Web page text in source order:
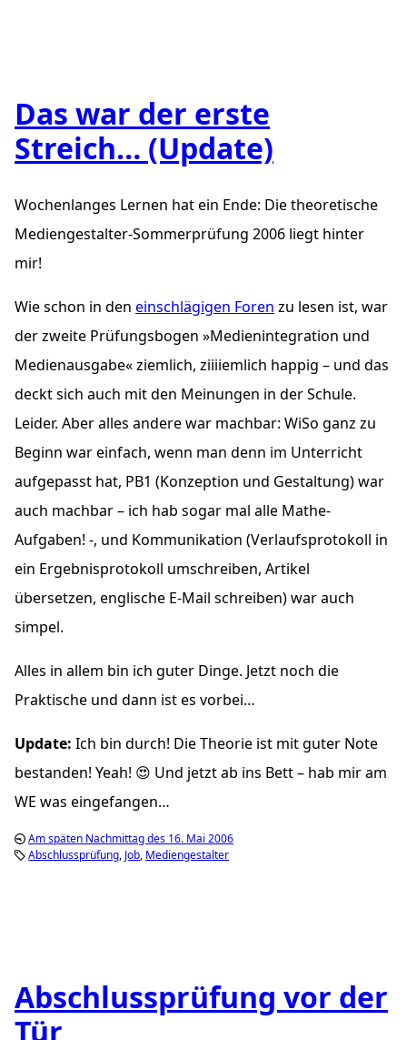
Das war der erste
Streich… (Update)
Wochenlanges Lernen hat ein Ende: Die theoretische
Mediengestalter-Sommerprüfung 2006 liegt hinter
mir!
Wie schon in den einschlägigen Foren zu lesen ist, war
der zweite Prüfungsbogen »Medienintegration und
Medienausgabe« ziemlich, ziiiiemlich happig – und das
deckt sich auch mit den Meinungen in der Schule.
Leider. Aber alles andere war machbar: WiSo ganz zu
Beginn war einfach, wenn man denn im Unterricht
aufgepasst hat, PB1 (Konzeption und Gestaltung) war
auch machbar – ich hab sogar mal alle Mathe-
Aufgaben! -, und Kommunikation (Verlaufsprotokoll in
ein Ergebnisprotokoll umschreiben, Artikel
übersetzen, englische E-Mail schreiben) war auch
simpel.
Alles in allem bin ich guter Dinge. Jetzt noch die
Praktische und dann ist es vorbei…
Update: Ich bin durch! Die Theorie ist mit guter Note
bestanden! Yeah! 😍 Und jetzt ab ins Bett – hab mir am
WE was eingefangen…
Am späten Nachmittag des 16. Mai 2006
Abschlussprüfung Job Mediengestalter
Abschlussprüfung vor der
Tür